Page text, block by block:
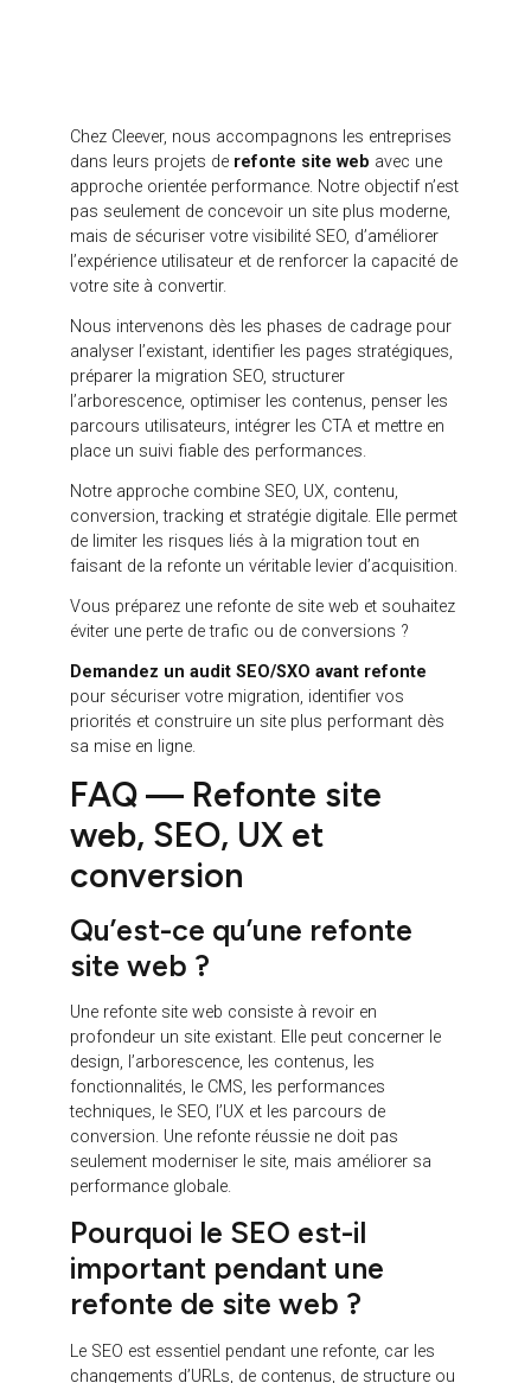
la refonte améliore réellement la performance
commerciale.
Pourquoi demander un
audit SEO/SXO avant
une refonte ?
Un audit SEO/SXO avant refonte permet d’éviter les
erreurs coûteuses. Il donne une vision claire de
l’existant, des pages à protéger, des contenus à
améliorer, des opportunités à saisir et des risques à
l’expérience utilisateur dès le début du projet.
Cet audit peut analyser le référencement naturel,
l’arborescence, les contenus, le maillage interne, les
performances techniques, les parcours utilisateurs,
les CTA, les formulaires et les données de
route plus fiable avant de lancer la conception du
nouveau site.
Pour une entreprise, l’intérêt est simple : ne pas
découvrir les problèmes après la mise en ligne. Une
baisse SEO, un tracking défaillant, des redirections
oubliées ou des pages stratégiques supprimées
peuvent coûter cher. À l’inverse, un audit bien mené
permet de sécuriser la migration et de transformer
la refonte en opportunité de croissance.
Une refonte ne doit pas seulement répondre à une
d’améliorer la visibilité, l’expérience et la conversion.
Cleever, pour sécuriser
votre refonte site web
avec une approche SEO,
UX et conversion